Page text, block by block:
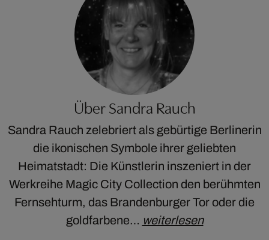
Über Sandra Rauch
Sandra Rauch zelebriert als gebürtige Berlinerin
die ikonischen Symbole ihrer geliebten
Heimatstadt: Die Künstlerin inszeniert in der
Werkreihe Magic City Collection den berühmten
Fernsehturm, das Brandenburger Tor oder die
goldfarbene… weiterlesen